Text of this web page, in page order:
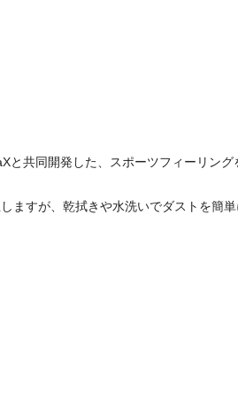
と共同開発した、スポーツフィーリン
ますが、乾拭きや水洗いでダストを簡